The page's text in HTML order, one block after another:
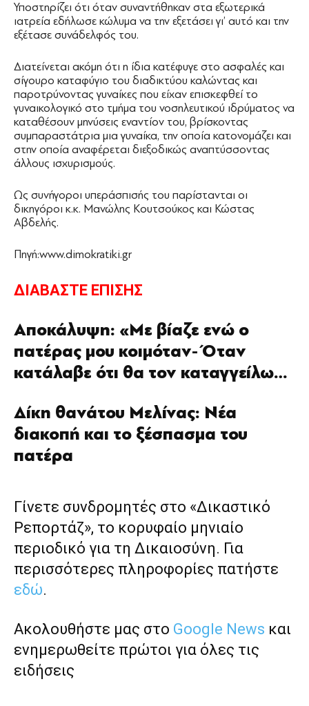
Υποστηρίζει ότι όταν συναντήθηκαν στα εξωτερικά
ιατρεία εδήλωσε κώλυμα να την εξετάσει γι’ αυτό και την
εξέτασε συνάδελφός του.
Διατείνεται ακόμη ότι η ίδια κατέφυγε στο ασφαλές και
σίγουρο καταφύγιο του διαδικτύου καλώντας και
παροτρύνοντας γυναίκες που είχαν επισκεφθεί το
γυναικολογικό στο τμήμα του νοσηλευτικού ιδρύματος να
καταθέσουν μηνύσεις εναντίον του, βρίσκοντας
συμπαραστάτρια μια γυναίκα, την οποία κατονομάζει και
στην οποία αναφέρεται διεξοδικώς αναπτύσσοντας
άλλους ισχυρισμούς.
Ως συνήγοροι υπεράσπισής του παρίστανται οι
δικηγόροι κ.κ. Μανώλης Κουτσούκος και Κώστας
Αβδελής.
Πηγή:www.dimokratiki.gr
ΔΙΑΒΑΣΤΕ ΕΠΙΣΗΣ
Αποκάλυψη: «Με βίαζε ενώ ο
πατέρας μου κοιμόταν- Όταν
κατάλαβε ότι θα τον καταγγείλω…
Δίκη θανάτου Μελίνας: Νέα
διακοπή και το ξέσπασμα του
πατέρα
Γίνετε συνδρομητές στο «Δικαστικό
Ρεπορτάζ», το κορυφαίο μηνιαίο
περιοδικό για τη Δικαιοσύνη. Για
περισσότερες πληροφορίες πατήστε
εδώ.
Ακολουθήστε μας στο Google News και
ενημερωθείτε πρώτοι για όλες τις
ειδήσεις